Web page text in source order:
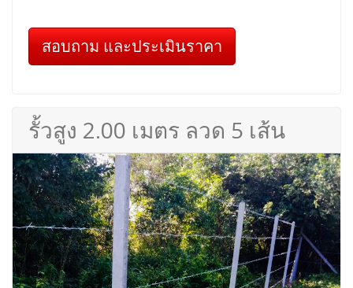
สอบถาม และประเมินราคา
รั้วสูง 2.00 เมตร ลวด 5 เส้น